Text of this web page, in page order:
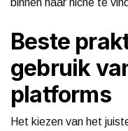
Beste
gebruik
platforms
Het kiezen van het